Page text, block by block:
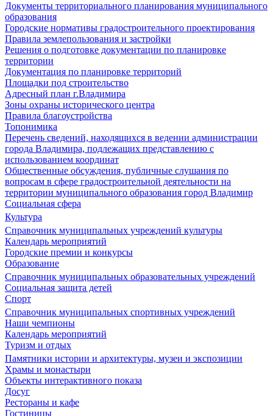
Документы территориального планирования муниципального
образования
Городские нормативы градостроительного проектирования
Правила землепользования и застройки
Решения о подготовке документации по планировке
территории
Документация по планировке территорий
Площадки под строительство
Адресный план г.Владимира
Зоны охраны исторического центра
Правила благоустройства
Топонимика
Перечень сведений, находящихся в ведении администрации
города Владимира, подлежащих представлению с
использованием координат
Общественные обсуждения, публичные слушания по
вопросам в сфере градостроительной деятельности на
территории муниципального образования город Владимир
Социальная сфера
Культура
Справочник муниципальных учреждений культуры
Календарь мероприятий
Городские премии и конкурсы
Образование
Справочник муниципальных образовательных учреждений
Социальная защита детей
Спорт
Справочник муниципальных спортивных учреждений
Наши чемпионы
Календарь мероприятий
Туризм и отдых
Памятники истории и архитектуры, музеи и экспозиции
Храмы и монастыри
Объекты интерактивного показа
Досуг
Рестораны и кафе
Гостиницы